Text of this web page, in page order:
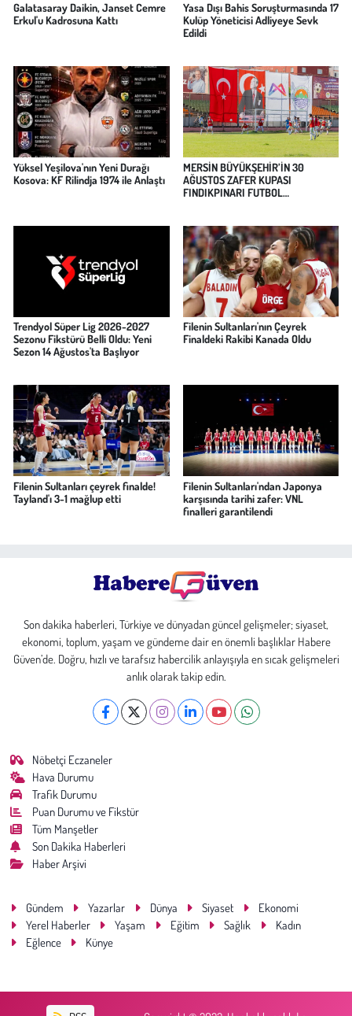
Galatasaray Daikin, Janset Cemre
Erkul'u Kadrosuna Kattı
Yasa Dışı Bahis Soruşturmasında 17
Kulüp Yöneticisi Adliyeye Sevk
Edildi
Yüksel Yeşilova'nın Yeni Durağı
Kosova: KF Rilindja 1974 ile Anlaştı
MERSİN BÜYÜKŞEHİR’İN 30
AĞUSTOS ZAFER KUPASI
FINDIKPINARI FUTBOL
Trendyol Süper Lig 2026-2027
Sezonu Fikstürü Belli Oldu: Yeni
Sezon 14 Ağustos'ta Başlıyor
Filenin Sultanları'nın Çeyrek
Finaldeki Rakibi Kanada Oldu
Filenin Sultanları çeyrek finalde!
Tayland'ı 3-1 mağlup etti
Filenin Sultanları'ndan Japonya
karşısında tarihi zafer: VNL
finalleri garantilendi
Son dakika haberleri, Türkiye ve dünyadan güncel gelişmeler; siyaset,
ekonomi, toplum, yaşam ve gündeme dair en önemli başlıklar Habere
Güven’de. Doğru, hızlı ve tarafsız habercilik anlayışıyla en sıcak gelişmeleri
anlık olarak takip edin.
Nöbetçi Eczaneler
Hava Durumu
Trafik Durumu
Puan Durumu ve Fikstür
Tüm Manşetler
Son Dakika Haberleri
Haber Arşivi
Gündem Yazarlar Dünya Siyaset
Ekonomi
Yerel Haberler
Yaşam Eğitim Sağlık
Kadın
Eğlence
Künye